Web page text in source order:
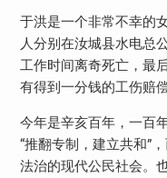
于洪是一个非常不幸的
人分别在汝城县水电总
工作时间离奇死亡，最
有得到一分钱的工伤赔
今年是辛亥百年，一百
“推翻专制，建立共和”
法治的现代公民社会。